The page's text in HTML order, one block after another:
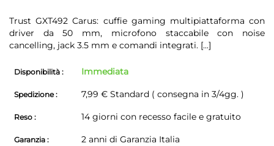
Trust GXT492 Carus: cuffie gaming multipiattaforma con
driver da 50 mm, microfono staccabile con noise
cancelling, jack 3.5 mm e comandi integrati. [...]
Disponibilità : Immediata
Spedizione : 7,99 € Standard ( consegna in 3/4gg. )
Reso : 14 giorni con recesso facile e gratuito
Garanzia : 2 anni di Garanzia Italia